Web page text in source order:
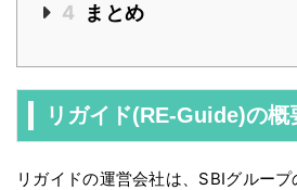
4 まとめ
リガイド(RE-Guide)の概
リガイドの運営会社は、SBIグルー